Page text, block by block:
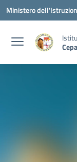
Vai ai contenuti
Vai al menu di
Vai al footer
Ministero